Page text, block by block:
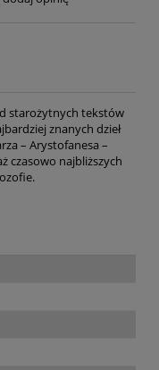
starożytnych tekstów
znanych dzieł
– Arystofanesa –
czasowo najbliższych